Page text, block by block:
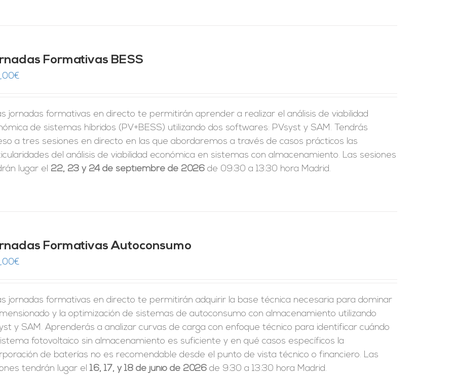
Formativas BESS
€
jornadas formativas en directo te permitirán aprender a realizar el análisis de viabilidad
de sistemas híbridos (PV+BESS) utilizando dos softwares: PVsyst y SAM. Tendrás
a tres sesiones en directo en las que abordaremos a través de casos prácticos las
del análisis de viabilidad económica en sistemas con almacenamiento. Las sesiones
lugar el 22, 23 y 24 de septiembre de 2026 de 09:30 a 13:30 hora Madrid.
Formativas Autoconsumo
€
jornadas formativas en directo te permitirán adquirir la base técnica necesaria para dominar
y la optimización de sistemas de autoconsumo con almacenamiento utilizando
y SAM. Aprenderás a analizar curvas de carga con enfoque técnico para identificar cuándo
fotovoltaico sin almacenamiento es suficiente y en qué casos específicos la
de baterías no es recomendable desde el punto de vista técnico o financiero. Las
tendrán lugar el16, 17, y 18 de junio de 2026 de 9:30 a 13:30 hora Madrid.